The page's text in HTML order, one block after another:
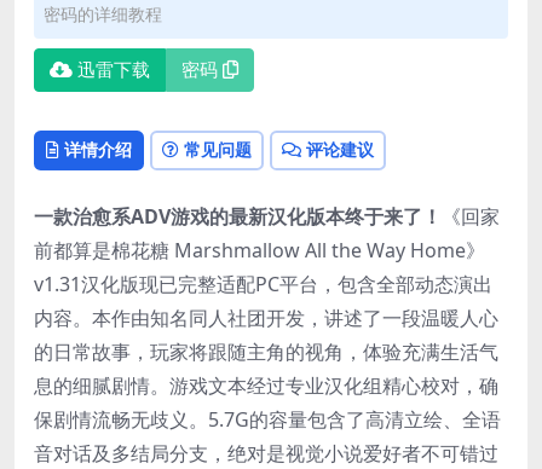
密码的详细教程
迅雷下载 密码
详情介绍 常见问题 评论建议
一款治愈系ADV游戏的最新汉化版本终于来了！​
​《回家
前都算是棉花糖 Marshmallow All the Way Home》
v1.31汉化版现已完整适配PC平台，包含全部动态演出
内容。本作由知名同人社团开发，讲述了一段温暖人心
的日常故事，玩家将跟随主角的视角，体验充满生活气
息的细腻剧情。游戏文本经过专业汉化组精心校对，确
保剧情流畅无歧义。5.7G的容量包含了高清立绘、全语
音对话及多结局分支，绝对是视觉小说爱好者不可错过